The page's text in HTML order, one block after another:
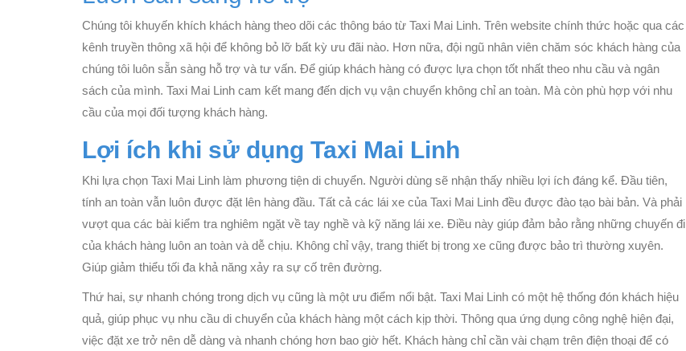
Chúng tôi khuyến khích khách hàng theo dõi các thông báo từ Taxi Mai Linh. Trên website chính thức hoặc qua các
kênh truyền thông xã hội để không bỏ lỡ bất kỳ ưu đãi nào. Hơn nữa, đội ngũ nhân viên chăm sóc khách hàng của
chúng tôi luôn sẵn sàng hỗ trợ và tư vấn. Để giúp khách hàng có được lựa chọn tốt nhất theo nhu cầu và ngân
sách của mình. Taxi Mai Linh cam kết mang đến dịch vụ vận chuyển không chỉ an toàn. Mà còn phù hợp với nhu
cầu của mọi đối tượng khách hàng.
Lợi ích khi sử dụng Taxi Mai Linh
Khi lựa chọn Taxi Mai Linh làm phương tiện di chuyển. Người dùng sẽ nhận thấy nhiều lợi ích đáng kể. Đầu tiên,
tính an toàn vẫn luôn được đặt lên hàng đầu. Tất cả các lái xe của Taxi Mai Linh đều được đào tạo bài bản. Và phải
vượt qua các bài kiểm tra nghiêm ngặt về tay nghề và kỹ năng lái xe. Điều này giúp đảm bảo rằng những chuyến đi
của khách hàng luôn an toàn và dễ chịu. Không chỉ vậy, trang thiết bị trong xe cũng được bảo trì thường xuyên.
Giúp giảm thiểu tối đa khả năng xảy ra sự cố trên đường.
Thứ hai, sự nhanh chóng trong dịch vụ cũng là một ưu điểm nổi bật. Taxi Mai Linh có một hệ thống đón khách hiệu
quả, giúp phục vụ nhu cầu di chuyển của khách hàng một cách kịp thời. Thông qua ứng dụng công nghệ hiện đại,
việc đặt xe trở nên dễ dàng và nhanh chóng hơn bao giờ hết. Khách hàng chỉ cần vài chạm trên điện thoại để có